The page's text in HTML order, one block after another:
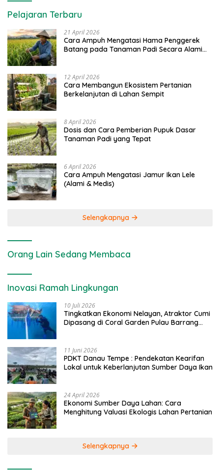
Pelajaran Terbaru
21 April 2026
Cara Ampuh Mengatasi Hama Penggerek
Batang pada Tanaman Padi Secara Alami
12 April 2026
Cara Membangun Ekosistem Pertanian
Berkelanjutan di Lahan Sempit
8 April 2026
Dosis dan Cara Pemberian Pupuk Dasar
Tanaman Padi yang Tepat
6 April 2026
Cara Ampuh Mengatasi Jamur Ikan Lele
(Alami & Medis)
Selengkapnya
Orang Lain Sedang Membaca
Inovasi Ramah Lingkungan
10 Juli 2026
Tingkatkan Ekonomi Nelayan, Atraktor Cumi
Dipasang di Coral Garden Pulau Barrang
11 Juni 2026
PDKT Danau Tempe : Pendekatan Kearifan
Lokal untuk Keberlanjutan Sumber Daya Ikan
24 April 2026
Ekonomi Sumber Daya Lahan: Cara
Menghitung Valuasi Ekologis Lahan Pertanian
Selengkapnya